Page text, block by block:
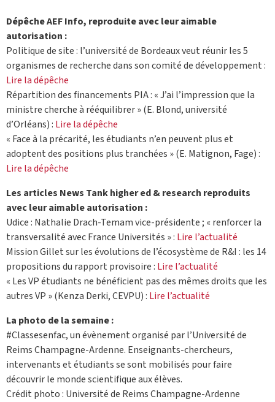
Dépêche AEF Info, reproduite avec leur aimable
autorisation :
Politique de site : l’université de Bordeaux veut réunir les 5
organismes de recherche dans son comité de développement :
Lire la dépêche
Répartition des financements PIA : « J’ai l’impression que la
ministre cherche à rééquilibrer » (E. Blond, université
d’Orléans) : Lire la dépêche
« Face à la précarité, les étudiants n’en peuvent plus et
adoptent des positions plus tranchées » (E. Matignon, Fage) :
Lire la dépêche
Les articles News Tank higher ed & research reproduits
avec leur aimable autorisation :
Udice : Nathalie Drach-Temam vice-présidente ; « renforcer la
transversalité avec France Universités » : Lire l’actualité
Mission Gillet sur les évolutions de l’écosystème de R&I : les 14
propositions du rapport provisoire : Lire l’actualité
« Les VP étudiants ne bénéficient pas des mêmes droits que les
autres VP » (Kenza Derki, CEVPU) : Lire l’actualité
La photo de la semaine :
#Classesenfac, un évènement organisé par l’Université de
Reims Champagne-Ardenne. Enseignants-chercheurs,
intervenants et étudiants se sont mobilisés pour faire
découvrir le monde scientifique aux élèves.
Crédit photo : Université de Reims Champagne-Ardenne